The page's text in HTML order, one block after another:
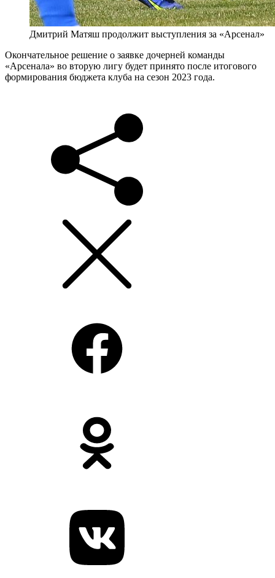
Дмитрий Матяш продолжит выступления за «Арсенал»
Окончательное решение о заявке дочерней команды
«Арсенала» во вторую лигу будет принято после итогового
формирования бюджета клуба на сезон 2023 года.